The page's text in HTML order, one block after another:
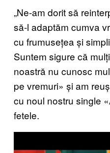
„Ne-am dorit să
să-l adaptăm cumva
cu frumusețea și
Suntem sigure că
noastră nu cunosc
pe vremuri» și am
cu noul nostru single
fetele.